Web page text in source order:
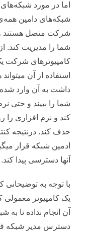
اما در مورد
شبکه‌های دامین
شرکت متصل هستند و
شما را مدیریت کند.
کامپیوترهای شرکت
استفاده از آن
داشت به آن وارد شده
شما را ببیند و حتی
کند و نرم افزاری
حذف کند. درنتیجه
ادمین شبکه قرار
آنها دسترسی پیدا کند.
با توجه به
یک کامپیوتر
آن انجام نداده تا
دسترس مدیر شبکه